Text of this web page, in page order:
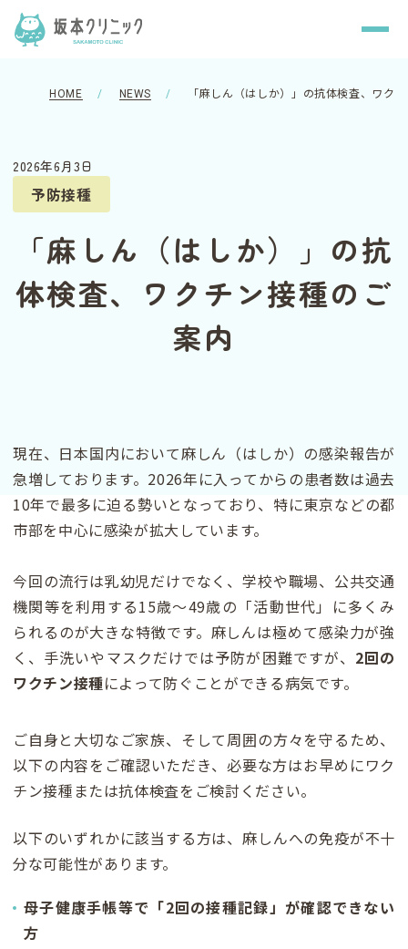
HOME NEWS 「麻しん（はしか）」の抗体検査、ワク
2026年6月3日
予防接種
「麻しん（はしか）」の抗
体検査、ワクチン接種のご
案内
現在、日本国内において麻しん（はしか）の感染報告が
急増しております。2026年に入ってからの患者数は過去
10年で最多に迫る勢いとなっており、特に東京などの都
市部を中心に感染が拡大しています。
今回の流行は乳幼児だけでなく、学校や職場、公共交通
機関等を利用する15歳〜49歳の「活動世代」に多くみ
られるのが大きな特徴です。麻しんは極めて感染力が強
く、手洗いやマスクだけでは予防が困難ですが、 2回の
ワクチン接種によって防ぐことができる病気です。
ご自身と大切なご家族、そして周囲の方々を守るため、
以下の内容をご確認いただき、必要な方はお早めにワク
チン接種または抗体検査をご検討ください。
以下のいずれかに該当する方は、麻しんへの免疫が不十
分な可能性があります。
母子健康手帳等で「2回の接種記録」が確認できない
方